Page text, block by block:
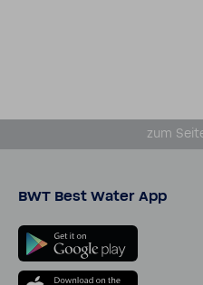
zum
BWT Best Water App